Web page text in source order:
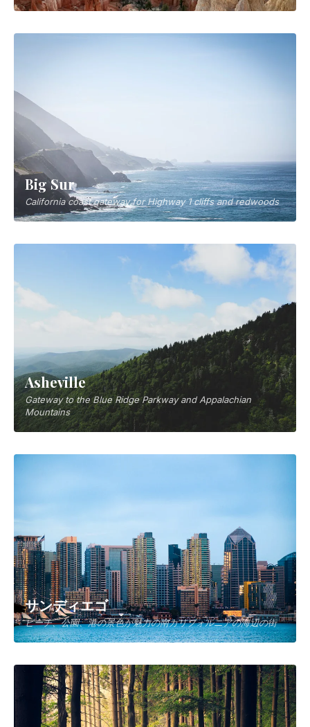
Big Sur
California coast gateway for Highway 1 cliffs and redwoods
Asheville
Gateway to the Blue Ridge Parkway and Appalachian
Mountains
サンディエゴ
ビーチ、公園、港の景色が魅力の南カリフォルニアの海辺の街